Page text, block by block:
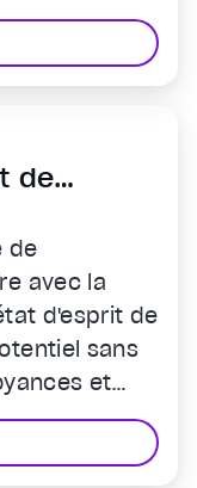
les
de
de
de
avec la
d'esprit de
sans
et